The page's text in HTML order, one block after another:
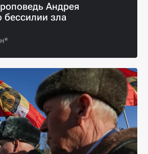
Андрея
бессилии зла